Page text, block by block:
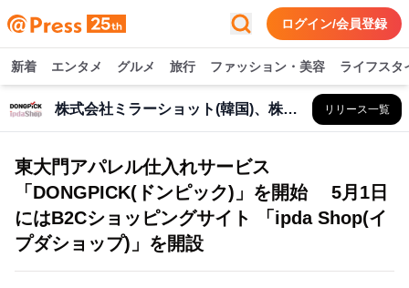
ログイン/会員登録
新着 エンタメ グルメ 旅行 ファッション・美容 ライフスタ
株式会社ミラーショット(韓国)、株式会社KJグローバル(日本) リリース一覧
東大門アパレル仕入れサービス
「DONGPICK(ドンピック)」を開始 5月1日
にはB2Cショッピングサイト 「ipda Shop(イ
プダショップ)」を開設